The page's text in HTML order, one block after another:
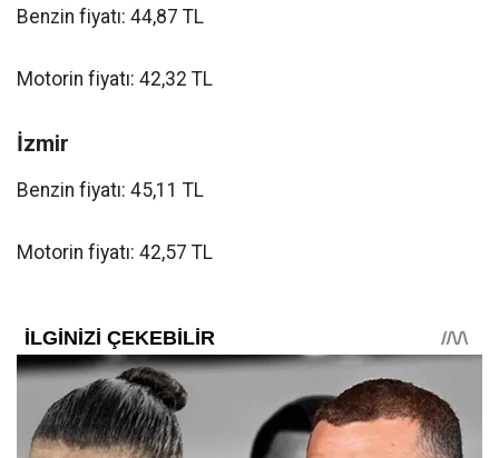
Benzin fiyatı: 44,87 TL
Motorin fiyatı: 42,32 TL
İzmir
Benzin fiyatı: 45,11 TL
Motorin fiyatı: 42,57 TL